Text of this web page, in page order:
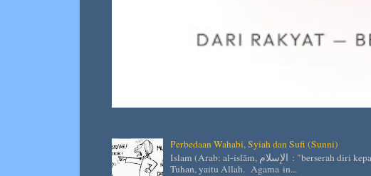
Perbedaan Wahabi, Syiah dan Sufi (Sunni)
Islam (Arab: al-islām, الإسلام : "berserah diri kepada Tuhan") adalah agama yang mengimani satu
Tuhan, yaitu Allah. Agama in...